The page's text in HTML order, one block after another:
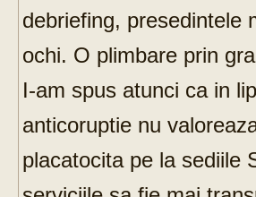
debriefing, presedintele
ochi. O plimbare prin
I-am spus atunci ca in
anticoruptie nu
placatocita pe la sediile